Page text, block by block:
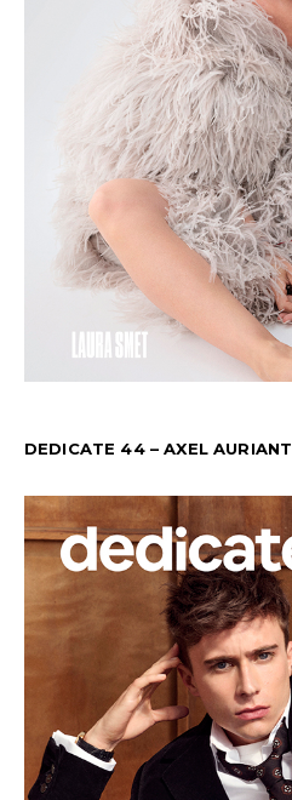
DEDICATE 44 – AXEL AURIANT